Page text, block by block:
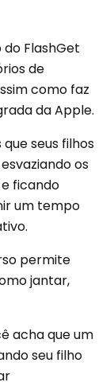
FlashGet
de
como faz
da Apple.
que seus filhos
os
ficando
um tempo
permite
jantar,
acha que um
seu filho